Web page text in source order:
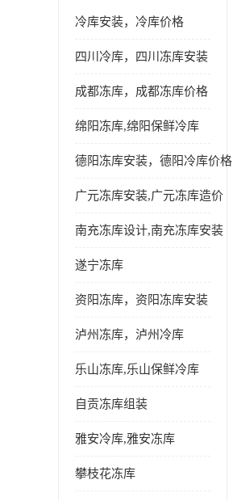
冷库安装，冷库价格
四川冷库，四川冻库安装
成都冻库，成都冻库价格
绵阳冻库,绵阳保鲜冷库
德阳冻库安装，德阳冷库价格
广元冻库安装,广元冻库造价
南充冻库设计,南充冻库安装
遂宁冻库
资阳冻库，资阳冻库安装
泸州冻库，泸州冷库
乐山冻库,乐山保鲜冷库
自贡冻库组装
雅安冷库,雅安冻库
攀枝花冻库